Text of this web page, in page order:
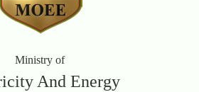
Ministry of
And Energy